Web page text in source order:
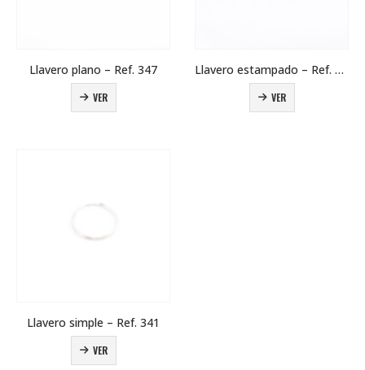
Llavero plano – Ref. 347
VER
Llavero estampado – Ref. 346
VER
Llavero simple – Ref. 341
VER